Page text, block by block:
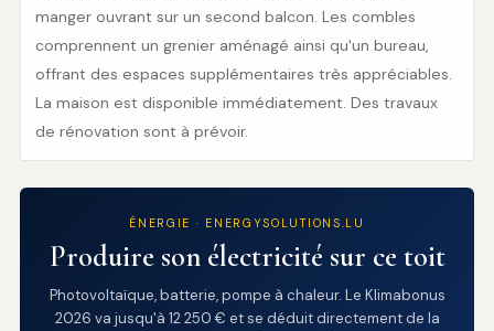
manger ouvrant sur un second balcon. Les combles
comprennent un grenier aménagé ainsi qu'un bureau,
offrant des espaces supplémentaires très appréciables.
La maison est disponible immédiatement. Des travaux
de rénovation sont à prévoir.
ÉNERGIE · ENERGYSOLUTIONS.LU
Produire son électricité sur ce toit
Photovoltaïque, batterie, pompe à chaleur. Le Klimabonus
2026 va jusqu'à 12 250 € et se déduit directement de la